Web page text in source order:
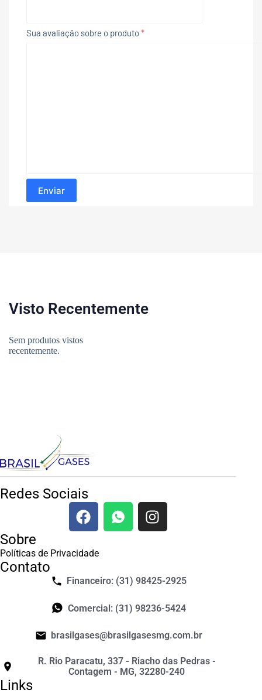
Sua avaliação sobre o produto*
Enviar
Visto Recentemente
Sem produtos vistos
recentemente.
Links
Contato
Financeiro: (31) 98425-2925
Comercial: (31) 98236-5424
brasilgases@brasilgasesmg.com.br
R. Rio Paracatu, 337 - Riacho das Pedras -
Contagem - MG, 32280-240
Redes Sociais
Sobre
Políticas de Privacidade